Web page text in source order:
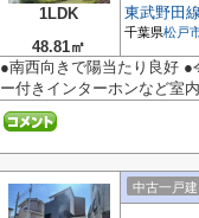
1LDK
48.81㎡
東武野田線
千葉県松戸
●南西向きで陽当たり良好 ●
ー付きインターホンなど室
中古一戸建